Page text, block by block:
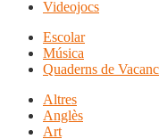
Videojocs
Escolar
Música
Quaderns de
Altres
Anglès
Art